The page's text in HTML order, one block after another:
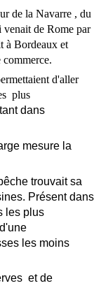
de la Navarre , du
de Rome par
à Bordeaux et
d'aller
plus
dans
mesure la
trouvait sa
Présent dans
les plus
les moins
et de